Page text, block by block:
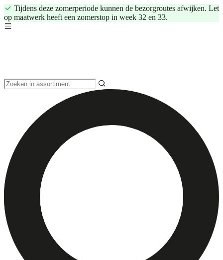
Tijdens deze zomerperiode kunnen de bezorgroutes afwijken. Let
op maatwerk heeft een zomerstop in week 32 en 33.